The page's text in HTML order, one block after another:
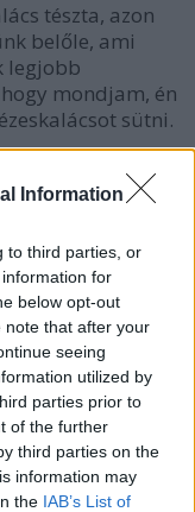
Information
to third parties, or
for
below opt-out
note that after your
seeing
utilized by
parties prior to
of the further
third parties on the
information may
the IAB’s List of
tészta, azon
belőle, ami
legjobb
mondjam, én
sütni.
polenta
puha
a
máktortát, és
mentem, hogy